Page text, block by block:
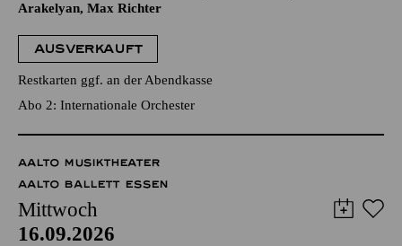
Arakelyan, Max Richter
AUSVERKAUFT
Restkarten ggf. an der Abendkasse
Abo 2: Internationale Orchester
AALTO MUSIKTHEATER
AALTO BALLETT ESSEN
Mittwoch
16.09.2026